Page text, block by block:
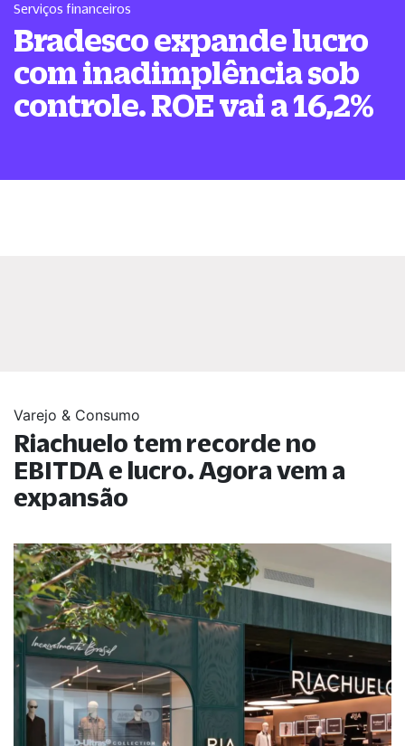
Serviços financeiros
Bradesco expande lucro
com inadimplência sob
controle. ROE vai a 16,2%
Varejo & Consumo
Riachuelo tem recorde no
EBITDA e lucro. Agora vem a
expansão